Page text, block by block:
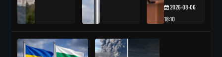
2026-08-06
18:10